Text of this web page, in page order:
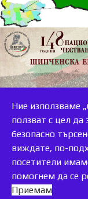
Ние използваме
ползват с цел
безопасно
виждате, по-
посетители
помогнем да се
Приемам
accessible